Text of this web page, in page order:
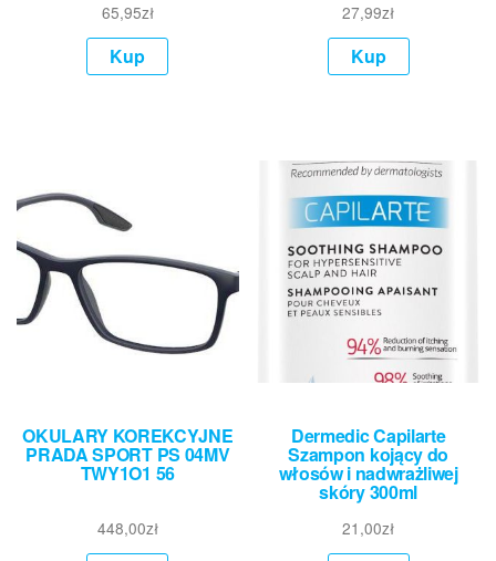
65,95zł
Kup
27,99zł
Kup
OKULARY KOREKCYJNE
PRADA SPORT PS 04MV
TWY1O1 56
448,00zł
Dermedic Capilarte
Szampon kojący do
włosów i nadwrażliwej
skóry 300ml
21,00zł